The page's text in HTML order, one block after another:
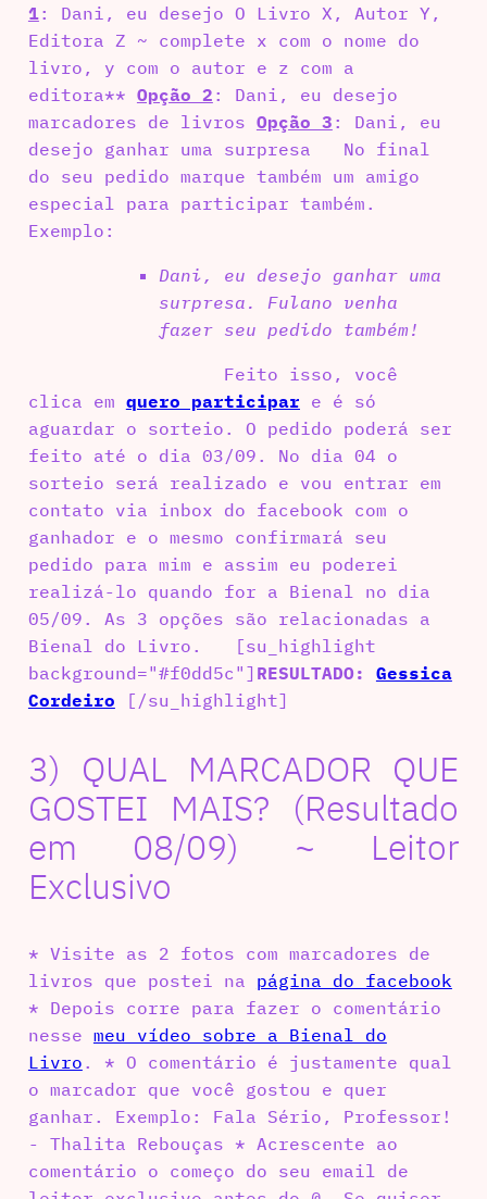
1: Dani, eu desejo O Livro X, Autor Y,
Editora Z ~ complete x com o nome do
livro, y com o autor e z com a
editora** Opção 2 : Dani, eu desejo
marcadores de livros Opção 3 : Dani, eu
desejo ganhar uma surpresa No final
do seu pedido marque também um amigo
especial para participar também.
Exemplo:
Dani, eu desejo ganhar uma
surpresa. Fulano venha
fazer seu pedido também!
Feito isso, você
clica em quero participar e é só
aguardar o sorteio. O pedido poderá ser
feito até o dia 03/09. No dia 04 o
sorteio será realizado e vou entrar em
contato via inbox do facebook com o
ganhador e o mesmo confirmará seu
pedido para mim e assim eu poderei
realizá-lo quando for a Bienal no dia
05/09. As 3 opções são relacionadas a
Bienal do Livro. [su_highlight
background="#f0dd5c"] RESULTADO: Gessica
Cordeiro
[/su_highlight]
3) QUAL MARCADOR QUE
GOSTEI MAIS? (Resultado
em 08/09) ~ Leitor
Exclusivo
* Visite as 2 fotos com marcadores de
livros que postei na página do facebook
* Depois corre para fazer o comentário
nesse meu vídeo sobre a Bienal do
Livro . * O comentário é justamente qual
o marcador que você gostou e quer
ganhar. Exemplo: Fala Sério, Professor!
- Thalita Rebouças * Acrescente ao
comentário o começo do seu email de